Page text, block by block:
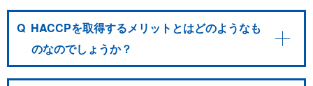
Q HACCPを取得するメリットとはどのようなも
のなのでしょうか？